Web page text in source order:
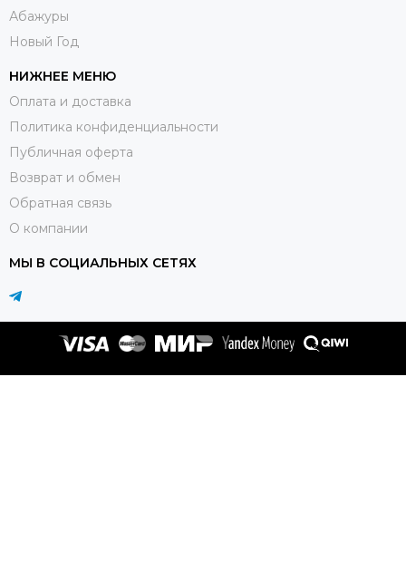
Абажуры
Новый Год
НИЖНЕЕ МЕНЮ
Оплата и доставка
Политика конфиденциальности
Публичная оферта
Возврат и обмен
Обратная связь
О компании
МЫ В СОЦИАЛЬНЫХ СЕТЯХ